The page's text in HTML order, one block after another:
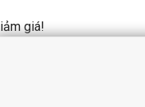
giá!